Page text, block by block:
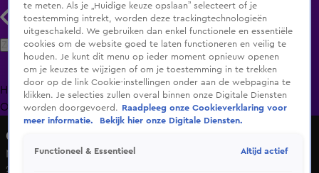
Zoeken
HomeUitzending Gemist Programma's De Bondgenoten
OranjezomerLivestreamsShop
Charmes in de Strijd
Niemand had dit aan zien komen...
25 nov 2024, 22:28
te meten. Als je „Huidige keuze opslaan” selecteert of je
toestemming intrekt, worden deze trackingtechnologieën
uitgeschakeld. We gebruiken dan enkel functionele en essentiële
cookies om de website goed te laten functioneren en veilig te
houden. Je kunt dit menu op ieder moment opnieuw openen
om je keuzes te wijzigen of om je toestemming in te trekken
door op de link Cookie-instellingen onder aan de webpagina te
klikken. Je selecties zullen overal binnen onze Digitale Diensten
worden doorgevoerd.
Raadpleeg onze Cookieverklaring voor
meer informatie.
Bekijk hier onze Digitale Diensten.
Functioneel & Essentieel Altijd actief